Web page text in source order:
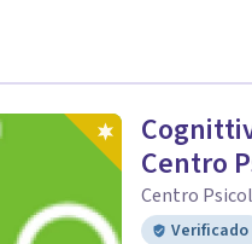
Centro
Centro
Verificado